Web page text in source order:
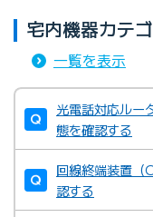
る無線LANルーター
宅内機器カテ
一覧を表示
光電話対応ルー
態を確認する
回線終端装置（
認する